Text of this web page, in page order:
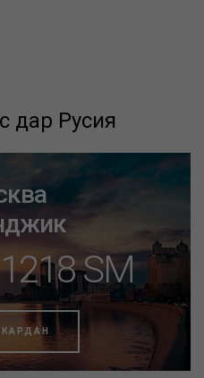
дар Русия
SM